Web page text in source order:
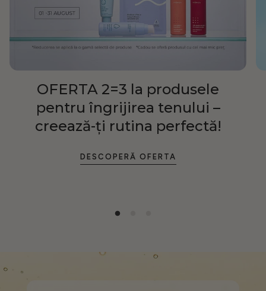
OFERTA 2=3 la produsele
pentru îngrijirea tenului –
creează-ți rutina perfectă!
DESCOPERĂ OFERTA